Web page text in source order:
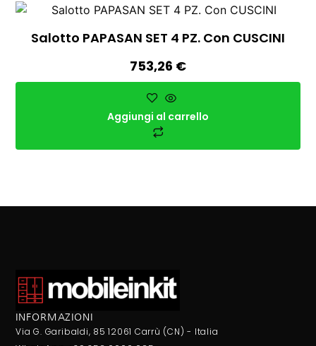
Salotto PAPASAN SET 4 PZ. Con CUSCINI
753,26 €
Aggiungi al carrello
INFORMAZIONI
Via G. Garibaldi, 85 12061 Carrù (CN) - Italia